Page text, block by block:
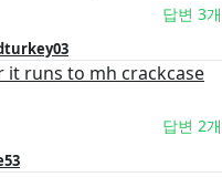
답변 3개
runs to mh crackcase
답변 2개